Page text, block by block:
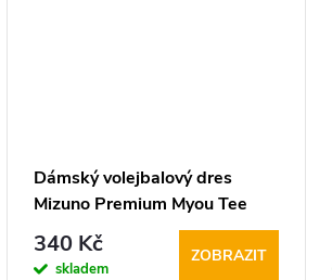
Dámský volejbalový dres
Mizuno Premium Myou Tee
červeno bílý
340 Kč
skladem
ZOBRAZIT